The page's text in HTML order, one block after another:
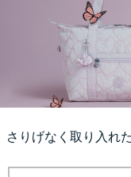
さりげなく取り入れ